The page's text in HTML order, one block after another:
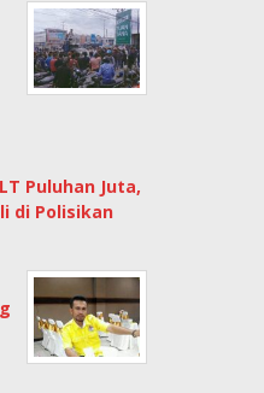
Puluhan Juta,
di Polisikan